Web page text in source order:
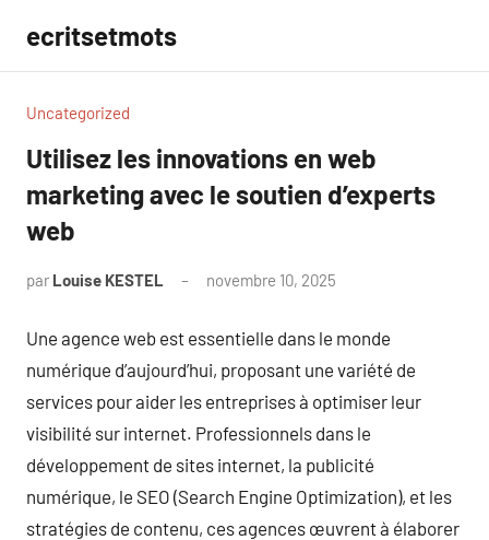
contenu
ecritsetmots
Uncategorized
Utilisez les innovations en web
marketing avec le soutien d’experts
web
par Louise KESTEL novembre 10, 2025
Une agence web est essentielle dans le monde
numérique d’aujourd’hui, proposant une variété de
services pour aider les entreprises à optimiser leur
visibilité sur internet. Professionnels dans le
développement de sites internet, la publicité
numérique, le SEO (Search Engine Optimization), et les
stratégies de contenu, ces agences œuvrent à élaborer